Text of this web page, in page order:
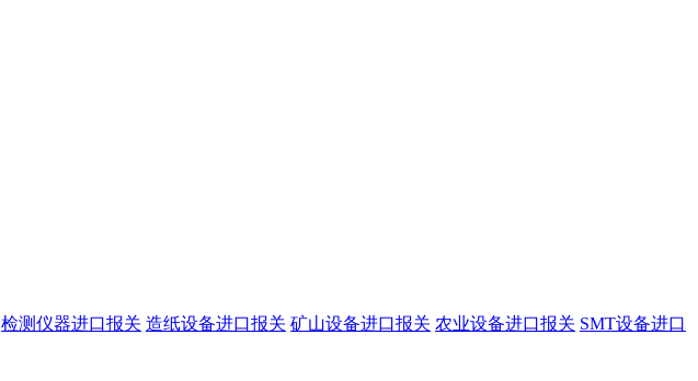
检测仪器进口报关 造纸设备进口报关 矿山设备进口报关 农业设备进口报关 SMT设备进口